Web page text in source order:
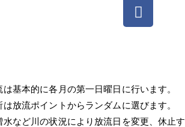
は基本的に各月の第一日曜日に行います。
は放流ポイントからランダムに選びます。
水など川の状況により放流日を変更、休止す